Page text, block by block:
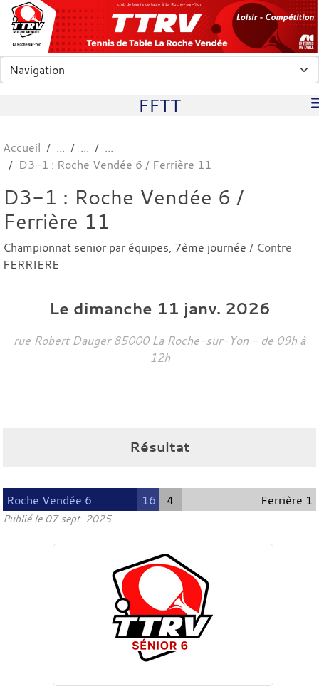
club de tennis de table à La Roche-sur-Yon
FFTT
Accueil
D3-1 : Roche Vendée 6 / Ferrière 11
D3-1 : Roche Vendée 6 /
Ferrière 11
Championnat senior par équipes, 7ème journée / Contre
FERRIERE
Le dimanche 11 janv. 2026
rue Robert Dauger 85000 La Roche-sur-Yon - de 09h à
12h
Résultat
Roche Vendée 6 16 4 Ferrière 1
Publié le 07 sept. 2025
Panneau de gestion des cookies